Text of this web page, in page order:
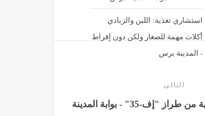
استشاري تغذية: اللبن والزبادي
أكلات مهمة للصغار ولكن دون إفراط
- المدينة برس
التالى
تحطم مقاتلة أميركية من طراز "إف-35" - بوابة المدينة